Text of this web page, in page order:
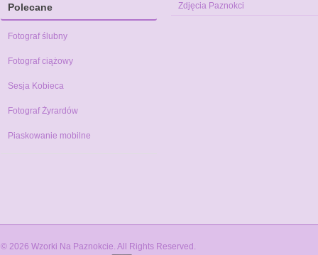
Polecane
Fotograf ślubny
Fotograf ciążowy
Sesja Kobieca
Fotograf Żyrardów
Piaskowanie mobilne
Zdjęcia Paznokci
© 2026 Wzorki Na Paznokcie. All Rights Reserved.